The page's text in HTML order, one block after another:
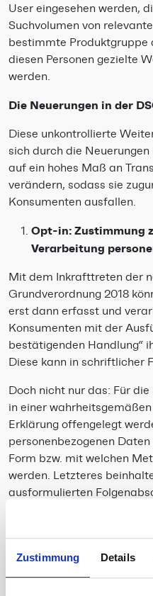
Zustimmung Details
User eingesehen werden,
Suchvolumen von
bestimmte Produktgruppe
diesen Personen gezielte
werden.
Die Neuerungen in der
Diese unkontrollierte
sich durch die
auf ein hohes Maß an
verändern, sodass sie
Konsumenten ausfallen.
Opt-in: Zustimmung
Verarbeitung
Mit dem Inkrafttreten der
Grundverordnung 2018
erst dann erfasst und
Konsumenten mit der
bestätigenden Handlung“
Diese kann in schriftlicher
Doch nicht nur das: Für
in einer
Erklärung offengelegt
personenbezogenen
Form bzw. mit welchen
werden. Letzteres
ausformulierten
Datenerfassung für den
Sicherheitsmaßnahmen
Stimmt ein Konsument